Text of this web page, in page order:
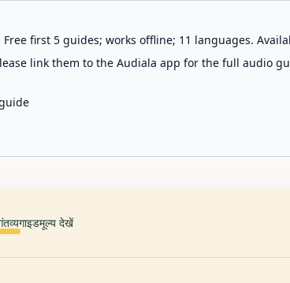
first 5 guides; works offline; 11 languages.
link them to the Audiala app for the full audio
गाइडमूल्य देखें